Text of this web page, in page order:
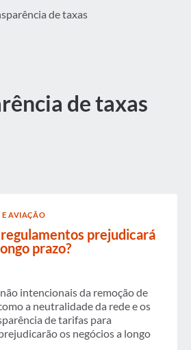
de taxas
de taxas
E AVIAÇÃO
prejudicará
prazo?
intencionais da remoção de
a neutralidade da rede e os
de tarifas para
os negócios a longo